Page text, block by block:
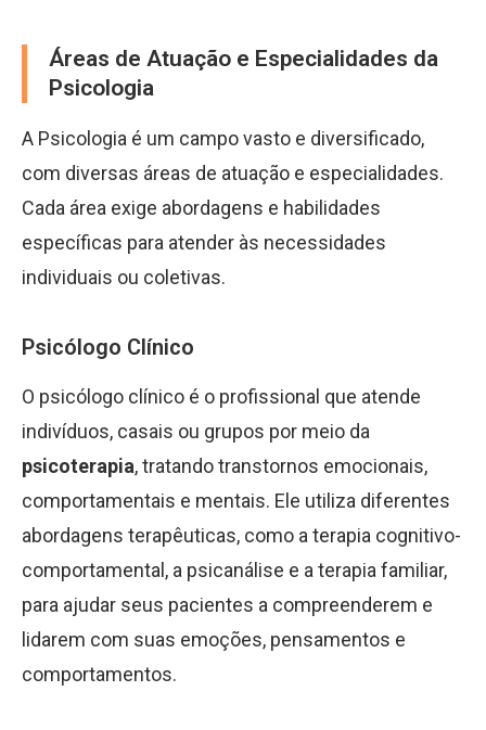
Áreas de Atuação e Especialidades da
Psicologia
A Psicologia é um campo vasto e diversificado,
com diversas áreas de atuação e especialidades.
Cada área exige abordagens e habilidades
específicas para atender às necessidades
individuais ou coletivas.
Psicólogo Clínico
O psicólogo clínico é o profissional que atende
indivíduos, casais ou grupos por meio da
psicoterapia, tratando transtornos emocionais,
comportamentais e mentais. Ele utiliza diferentes
abordagens terapêuticas, como a terapia cognitivo-
comportamental, a psicanálise e a terapia familiar,
para ajudar seus pacientes a compreenderem e
lidarem com suas emoções, pensamentos e
comportamentos.